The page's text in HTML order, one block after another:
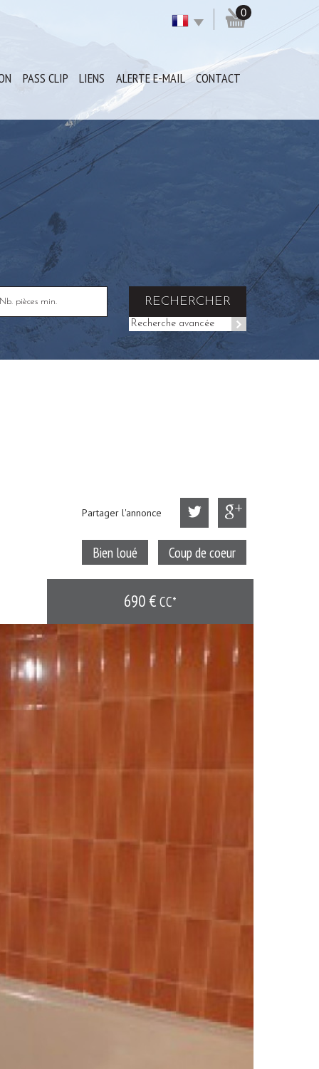
0
PASS CLIP LIENS ALERTE E-MAIL CONTACT
RECHERCHER
Recherche avancée
Partager l'annonce
Bien loué Coup de coeur
690 € CC*